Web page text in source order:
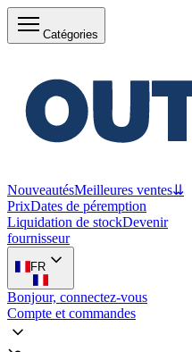
Catégories
NouveautésMeilleures ventes⇊
PrixDates de péremption
Liquidation de stockDevenir
fournisseur
FR
Bonjour, connectez-vous
Compte et commandes